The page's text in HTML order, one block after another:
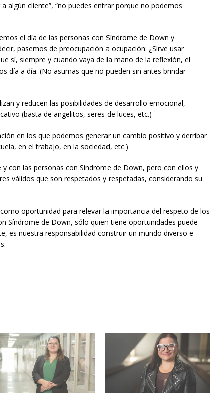
algún cliente”, “no puedes entrar porque no podemos
el día de las personas con Síndrome de Down y
pasemos de preocupación a ocupación: ¿Sirve usar
sí, siempre y cuando vaya de la mano de la reflexión, el
día a día. (No asumas que no pueden sin antes brindar
y reducen las posibilidades de desarrollo emocional,
(basta de angelitos, seres de luces, etc.)
en los que podemos generar un cambio positivo y derribar
en el trabajo, en la sociedad, etc.)
con las personas con Síndrome de Down, pero con ellos y
válidos que son respetados y respetadas, considerando su
oportunidad para relevar la importancia del respeto de los
Síndrome de Down, sólo quien tiene oportunidades puede
es nuestra responsabilidad construir un mundo diverso e